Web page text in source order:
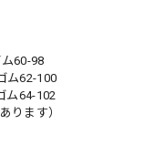
60-98
ム62-100
ム64-102
ります）